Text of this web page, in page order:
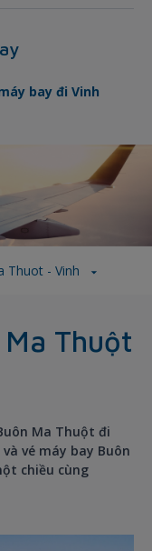
bay đi Vinh
Thuot - Vinh
Thuột
Ma Thuột đi
vé máy bay Buôn
chiều cùng